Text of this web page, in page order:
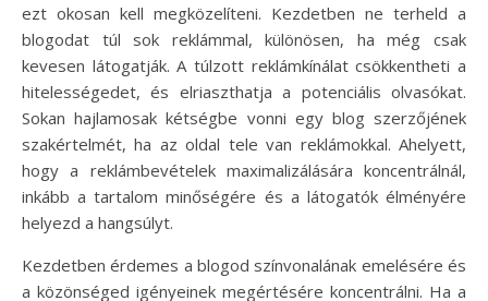
ezt okosan kell megközelíteni. Kezdetben ne terheld a
blogodat túl sok reklámmal, különösen, ha még csak
kevesen látogatják. A túlzott reklámkínálat csökkentheti a
hitelességedet, és elriaszthatja a potenciális olvasókat.
Sokan hajlamosak kétségbe vonni egy blog szerzőjének
szakértelmét, ha az oldal tele van reklámokkal. Ahelyett,
hogy a reklámbevételek maximalizálására koncentrálnál,
inkább a tartalom minőségére és a látogatók élményére
helyezd a hangsúlyt.
Kezdetben érdemes a blogod színvonalának emelésére és
a közönséged igényeinek megértésére koncentrálni. Ha a